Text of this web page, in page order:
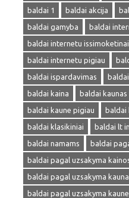
baldai 1
baldai akcija
baldai gamyba
baldai
baldai internetu issimoketinai
baldai internetu pigiau
baldai ispardavimas
baldai kaina
baldai kaunas
baldai kaune pigiau
baldai
baldai klasikiniai
baldai lt
baldai namams
baldai
baldai pagal uzsakyma
baldai pagal uzsakyma
baldai pagal uzsakyma kaune